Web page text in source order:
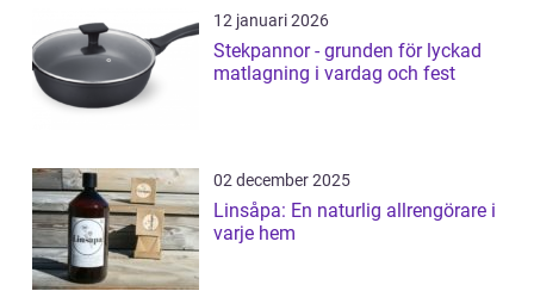
12 januari 2026
Stekpannor - grunden för lyckad
matlagning i vardag och fest
02 december 2025
Linsåpa: En naturlig allrengörare i
varje hem